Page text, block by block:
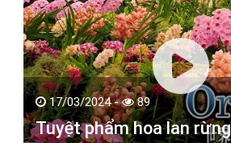
17/03/2024 - 89
Tuyệt phẩm hoa lan